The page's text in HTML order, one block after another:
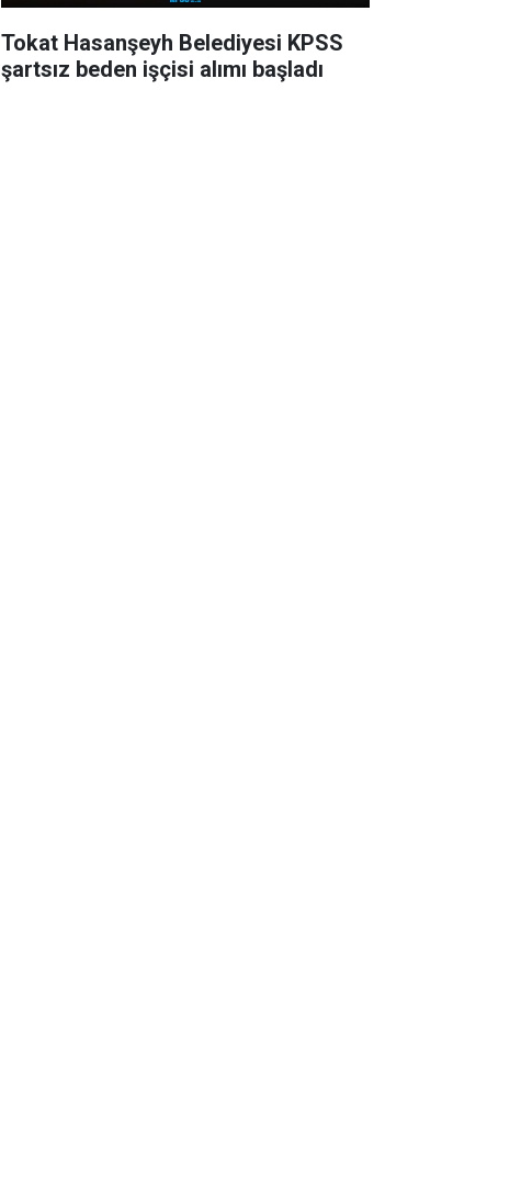
Tokat Hasanşeyh Belediyesi KPSS
şartsız beden işçisi alımı başladı